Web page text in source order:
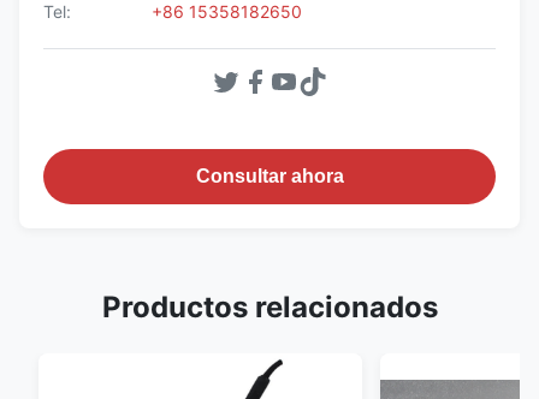
Tel: +86 15358182650
Consultar ahora
Productos relacionados